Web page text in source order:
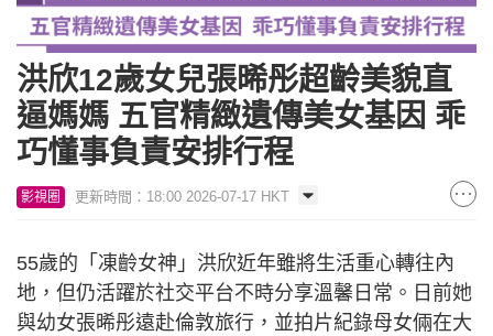
洪欣12歲女兒張晞彤超齡美貌直
逼媽媽 五官精緻遺傳美女基因 乖
巧懂事負責安排行程
影視圈 更新時間：18:00 2026-07-17 HKT
55歲的「凍齡女神」洪欣近年雖將生活重心轉往內
地，但仍活躍於社交平台不時分享溫馨日常。日前她
與幼女張晞彤遠赴倫敦旅行，並拍片紀錄母女倆在大